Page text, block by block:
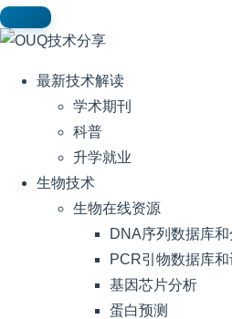
最新技术解读
学术期刊
科普
升学就业
生物技术
生物在线资源
DNA序列数据库
PCR引物数据库
基因芯片分析
蛋白预测